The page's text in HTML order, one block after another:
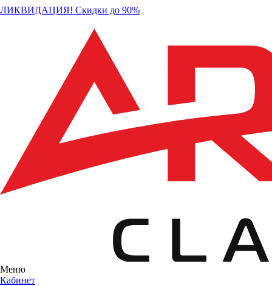
ЛИКВИДАЦИЯ! Скидки до 90%
Меню
Кабинет